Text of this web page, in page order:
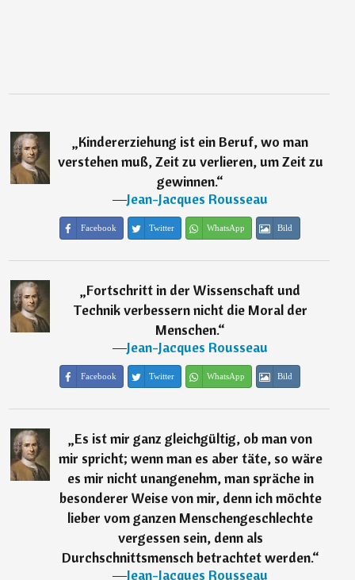
„Kindererziehung ist ein Beruf, wo man
verstehen muß, Zeit zu verlieren, um Zeit zu
gewinnen.“
―Jean-Jacques Rousseau
Facebook Twitter WhatsApp Bild
„Fortschritt in der Wissenschaft und
Technik verbessern nicht die Moral der
Menschen.“
―Jean-Jacques Rousseau
Facebook Twitter WhatsApp Bild
„Es ist mir ganz gleichgültig, ob man von
mir spricht; wenn man es aber täte, so wäre
es mir nicht unangenehm, man spräche in
besonderer Weise von mir, denn ich möchte
lieber vom ganzen Menschengeschlechte
vergessen sein, denn als
Durchschnittsmensch betrachtet werden.“
―Jean-Jacques Rousseau